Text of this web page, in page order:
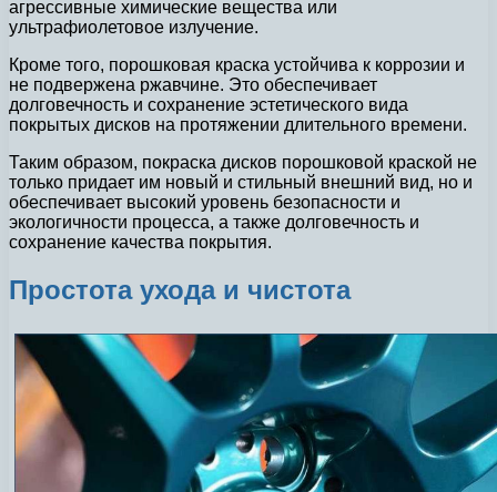
агрессивные химические вещества или
ультрафиолетовое излучение.
Кроме того, порошковая краска устойчива к коррозии и
не подвержена ржавчине. Это обеспечивает
долговечность и сохранение эстетического вида
покрытых дисков на протяжении длительного времени.
Таким образом, покраска дисков порошковой краской не
только придает им новый и стильный внешний вид, но и
обеспечивает высокий уровень безопасности и
экологичности процесса, а также долговечность и
сохранение качества покрытия.
Простота ухода и чистота